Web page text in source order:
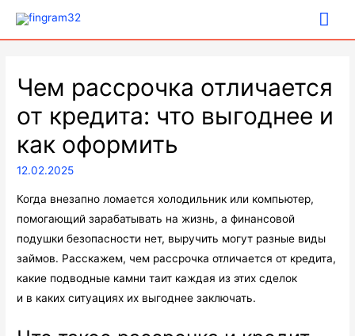
Чем рассрочка отличается
от кредита: что выгоднее и
как оформить
12.02.2025
Когда внезапно ломается холодильник или компьютер,
помогающий зарабатывать на жизнь, а финансовой
подушки безопасности нет, выручить могут разные виды
займов. Расскажем, чем рассрочка отличается от кредита,
какие подводные камни таит каждая из этих сделок
и в каких ситуациях их выгоднее заключать.